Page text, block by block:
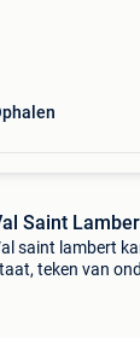
Saint
saint lambert
teken van